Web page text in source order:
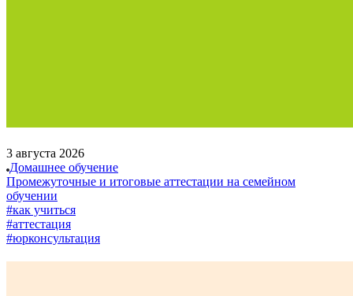
3 августа 2026
Домашнее обучение
Промежуточные и итоговые аттестации на семейном
обучении
#как учиться
#аттестация
#юрконсультация